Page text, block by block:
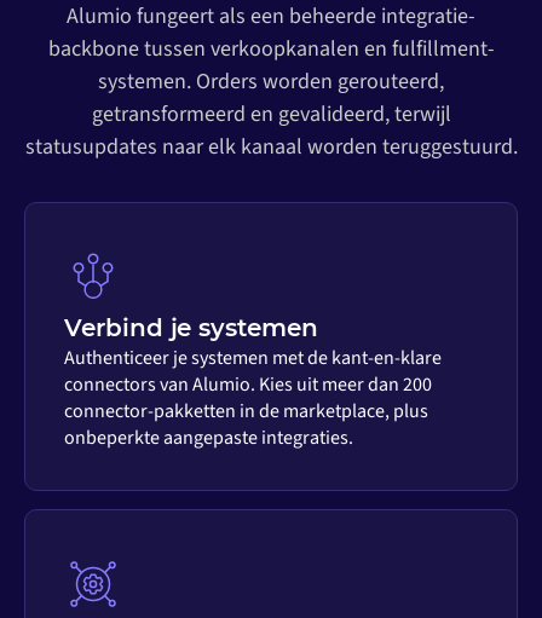
Alumio fungeert als een beheerde integratie-
backbone tussen verkoopkanalen en fulfillment-
systemen. Orders worden gerouteerd,
getransformeerd en gevalideerd, terwijl
statusupdates naar elk kanaal worden teruggestuurd.
Verbind je systemen
Authenticeer je systemen met de kant-en-klare
connectors van Alumio. Kies uit meer dan 200
connector-pakketten in de marketplace, plus
onbeperkte aangepaste integraties.